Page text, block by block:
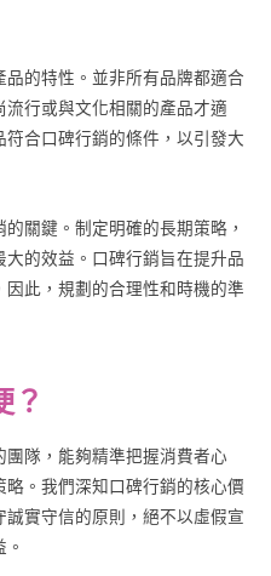
的特性。並非所有品牌都適合
行或與文化相關的產品才適
合口碑行銷的條件，以引發大
關鍵。制定明確的長期策略，
的效益。口碑行銷旨在提升品
此，規劃的合理性和時機的準
？
隊，能夠精準把握消費者心
。我們深知口碑行銷的核心價
實守信的原則，絕不以虛假宣